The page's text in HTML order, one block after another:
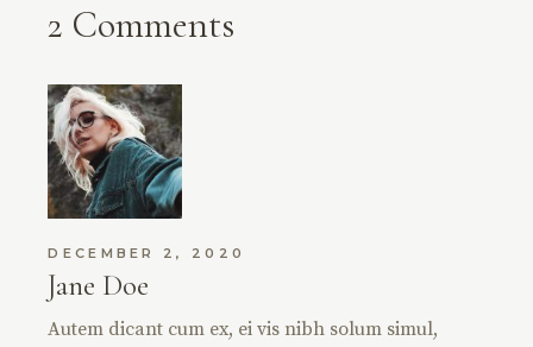
2 Comments
DECEMBER 2, 2020
Jane Doe
Autem dicant cum ex, ei vis nibh solum simul,